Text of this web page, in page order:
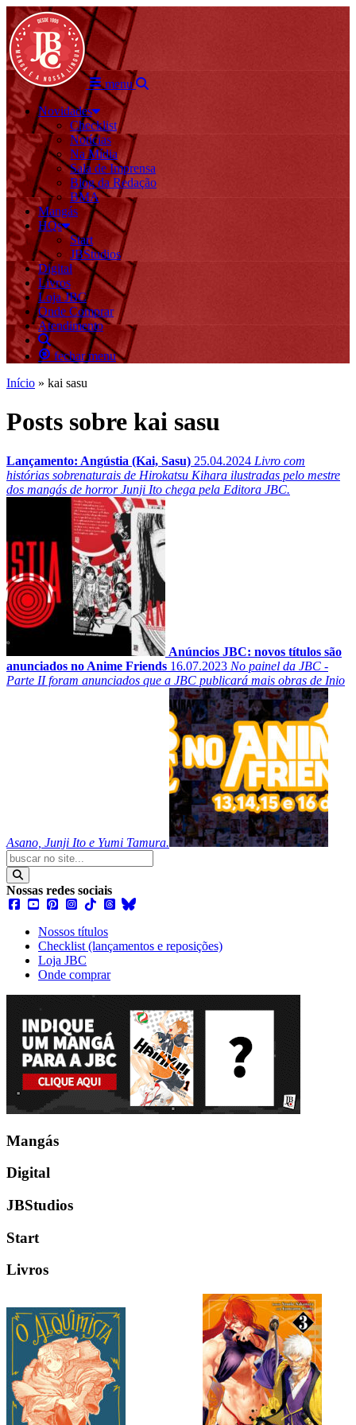
menu
Novidades
Checklist
Notícias
Na Mídia
Sala de Imprensa
Blog da Redação
BMA
Mangás
HQs
Start
JBStudios
Digital
Livros
Loja JBC
Onde Comprar
Atendimento
fechar menu
Início » kai sasu
Posts sobre kai sasu
Lançamento: Angústia (Kai, Sasu) 25.04.2024 Livro com
histórias sobrenaturais de Hirokatsu Kihara ilustradas pelo mestre
dos mangás de horror Junji Ito chega pela Editora JBC.
Anúncios JBC: novos títulos são
anunciados no Anime Friends 16.07.2023 No painel da JBC -
Parte II foram anunciados que a JBC publicará mais obras de Inio
Asano, Junji Ito e Yumi Tamura.
Nossas redes sociais
Nossos títulos
Checklist (lançamentos e reposições)
Loja JBC
Onde comprar
Mangás
Digital
JBStudios
Start
Livros